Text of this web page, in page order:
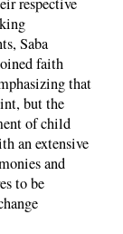
Saba
faith
that
but the
of child
an extensive
and
to be